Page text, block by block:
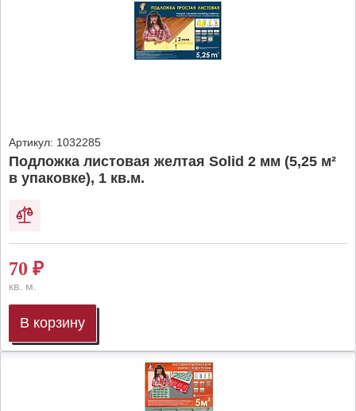
Артикул: 1032285
Подложка листовая желтая Solid 2 мм (5,25 м²
в упаковке), 1 кв.м.
70 ₽
кв. м.
В корзину